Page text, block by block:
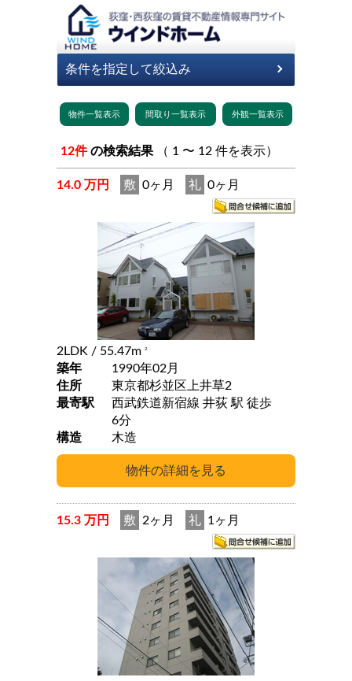
12件 の検索結果 （ 1 〜 12 件を表示）
14.0 万円 敷 0ヶ月 礼 0ヶ月
2LDK / 55.47m 2
築年
1990年02月
住所
東京都杉並区上井草2
最寄駅
西武鉄道新宿線 井荻 駅 徒歩
6分
構造
木造
15.3 万円 敷 2ヶ月 礼 1ヶ月